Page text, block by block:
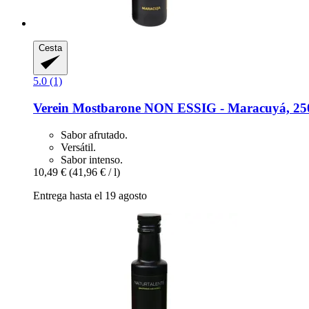
Cesta
5.0 (1)
Verein Mostbarone NON ESSIG -​ Maracuyá,
Sabor afrutado.
Versátil.
Sabor intenso.
10,49 € (41,96 € / l)
Entrega hasta el 19 agosto